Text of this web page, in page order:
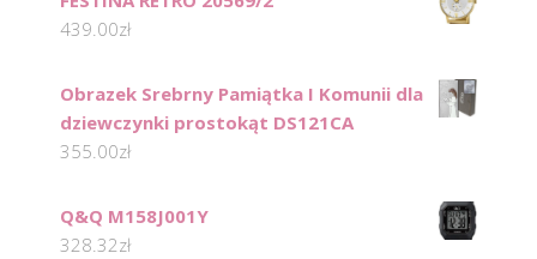
439.00zł
Obrazek Srebrny Pamiątka I Komunii dla
dziewczynki prostokąt DS121CA
355.00zł
Q&Q M158J001Y
328.32zł